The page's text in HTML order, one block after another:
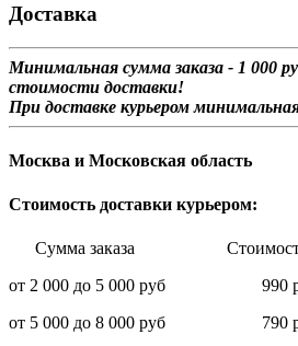
Доставка
Минимальная сумма заказа - 1 000
стоимости доставки!
При доставке курьером
Москва и Московская область
Стоимость доставки курьером:
Сумма заказа Стоимость
от 2 000 до 5 000 руб 990
от 5 000 до 8 000 руб 790